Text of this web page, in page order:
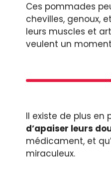
Ces pommades
chevilles, genoux,
leurs muscles et
veulent un
Il existe de plus en
d’apaiser leurs
médicament, et
miraculeux.